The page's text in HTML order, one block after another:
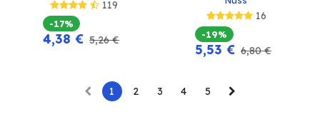
119
-17%
4,38 € 5,26€
16
-19%
5,53 € 6,80€
1 2 3 4 5